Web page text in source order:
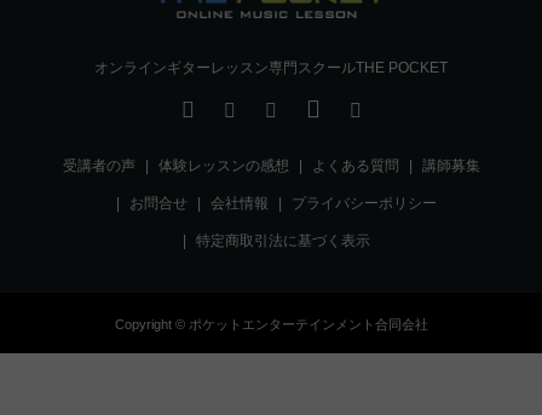
オンラインギターレッスン専門スクールTHE POCKET
受講者の声 体験レッスンの感想 よくある質問 講師募集
お問合せ 会社情報 プライバシーポリシー
特定商取引法に基づく表示
Copyright © ポケットエンターテインメント合同会社